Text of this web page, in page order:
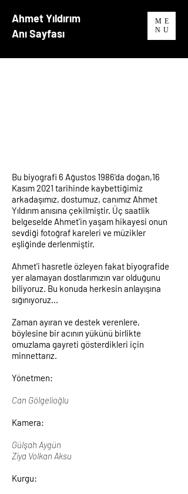
Ahmet Yıldırım
Anı Sayfası
ME
NU
Bu biyografi 6 Ağustos 1986'da doğan,16
Kasım 2021 tarihinde kaybettiğimiz
arkadaşımız, dostumuz, canımız Ahmet
Yıldırım anısına çekilmiştir. Üç saatlik
belgeselde Ahmet'in yaşam hikayesi onun
sevdiği fotoğraf kareleri ve müzikler
eşliğinde derlenmiştir.
Ahmet'i hasretle özleyen fakat biyografide
yer alamayan dostlarımızın var olduğunu
biliyoruz. Bu konuda herkesin anlayışına
sığınıyoruz...
Zaman ayıran ve destek verenlere,
böylesine bir acının yükünü birlikte
omuzlama gayreti gösterdikleri için
minnettarız.
Yönetmen:
Can Gölgelioğlu
Kamera:
Gülşah Aygün
Ziya Volkan Aksu
Kurgu: